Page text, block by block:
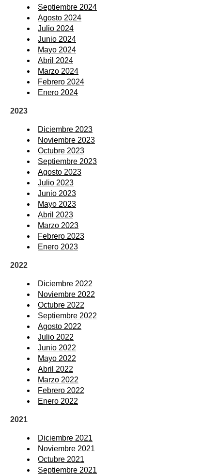
Septiembre 2024
Agosto 2024
Julio 2024
Junio 2024
Mayo 2024
Abril 2024
Marzo 2024
Febrero 2024
Enero 2024
2023
Diciembre 2023
Noviembre 2023
Octubre 2023
Septiembre 2023
Agosto 2023
Julio 2023
Junio 2023
Mayo 2023
Abril 2023
Marzo 2023
Febrero 2023
Enero 2023
2022
Diciembre 2022
Noviembre 2022
Octubre 2022
Septiembre 2022
Agosto 2022
Julio 2022
Junio 2022
Mayo 2022
Abril 2022
Marzo 2022
Febrero 2022
Enero 2022
2021
Diciembre 2021
Noviembre 2021
Octubre 2021
Septiembre 2021